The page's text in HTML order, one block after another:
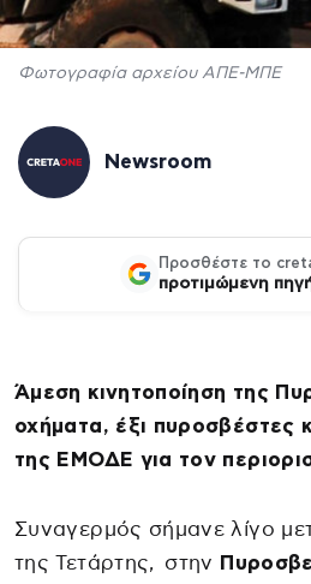
Φωτογραφία αρχείου ΑΠΕ-ΜΠΕ
Newsroom
Προσθέστε το
προτιμώμενη
Άμεση κινητοποίηση της
οχήματα, έξι πυροσβέστες
της ΕΜΟΔΕ για τον
Συναγερμός σήμανε λίγο
της Τετάρτης, στην